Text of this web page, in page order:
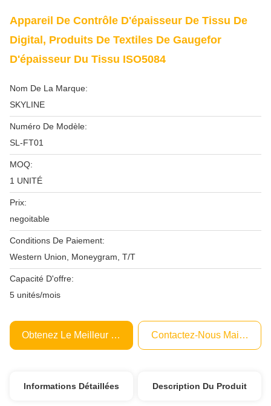
Appareil De Contrôle D'épaisseur De Tissu De
Digital, Produits De Textiles De Gaugefor
D'épaisseur Du Tissu ISO5084
Nom De La Marque:
SKYLINE
Numéro De Modèle:
SL-FT01
MOQ:
1 UNITÉ
Prix:
negoitable
Conditions De Paiement:
Western Union, Moneygram, T/T
Capacité D'offre:
5 unités/mois
Obtenez Le Meilleur Prix Contactez-Nous Maintenant
Informations Détaillées Description Du Produit